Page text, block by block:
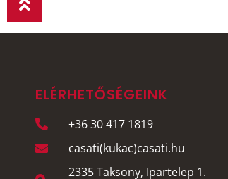
ELÉRHETŐSÉGEINK
+36 30 417 1819
casati(kukac)casati.hu
2335 Taksony, Ipartelep 1.